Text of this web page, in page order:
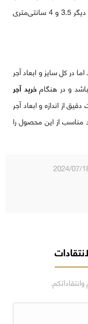
معادل 3*11*22 می‌باشد؛ در ضخامت‎‌های دیگر 3.5 و 4 سانتی‌متری
در کل سایز و ابعاد آجر
و در هنگامخرید آجر
از اندازه و ابعاد آجر
مناسب از این محصول را
2024/07/